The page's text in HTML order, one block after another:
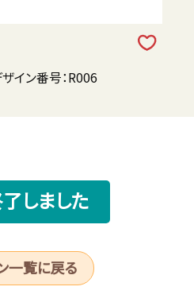
イン番号：R006
しました
一覧に戻る